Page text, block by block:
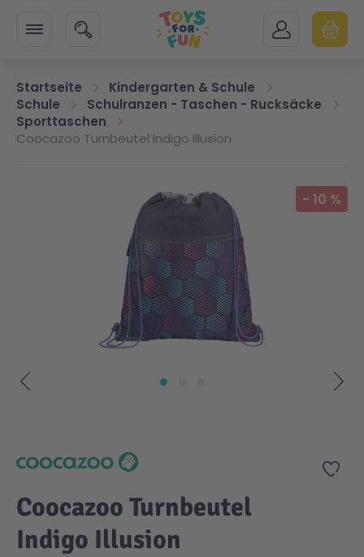
SUCHE MEIN KONTO
Startseite
Kindergarten & Schule
Schule
Schulranzen - Taschen - Rucksäcke
Sporttaschen
Coocazoo Turnbeutel Indigo Illusion
Zum Ende der Bildgalerie springen - 10 %
Zur
Coocazoo Turnbeutel
Indigo Illusion